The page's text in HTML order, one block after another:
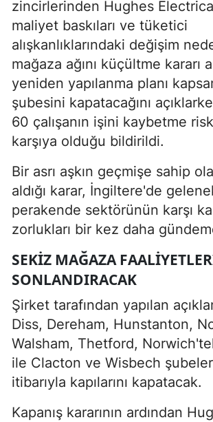
zincirlerinden Hughes
maliyet baskıları ve tüketici
alışkanlıklarındaki değişim
mağaza ağını küçültme kararı
yeniden yapılanma planı
şubesini kapatacağını
60 çalışanın işini kaybetme
karşıya olduğu bildirildi.
Bir asrı aşkın geçmişe sahip
aldığı karar, İngiltere'de
perakende sektörünün karşı
zorlukları bir kez daha
SEKIZ MAĞAZA
SONLANDIRACAK
Şirket tarafından yapılan
Diss, Dereham, Hunstanton,
Walsham, Thetford,
ile Clacton ve Wisbech
itibarıyla kapılarını kapatacak.
Kapanış kararının ardından